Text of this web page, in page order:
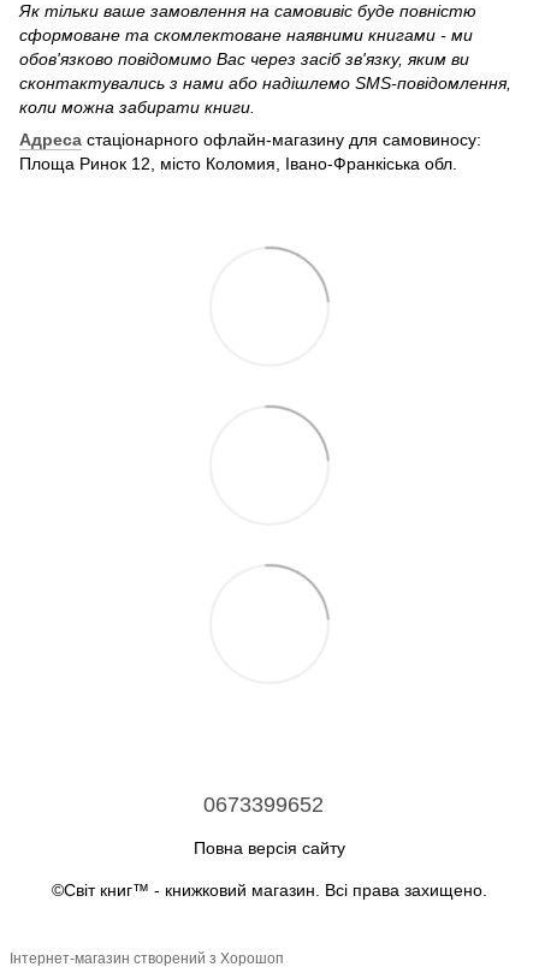
Як тільки ваше замовлення на самовивіс буде повністю
сформоване та скомлектоване наявними книгами - ми
обов'язково повідомимо Вас через засіб зв'язку, яким ви
сконтактувались з нами або надішлемо SMS-повідомлення,
коли можна забирати книги.
Адреса стаціонарного офлайн-магазину для самовиносу:
Площа Ринок 12, місто Коломия, Івано-Франкіська обл.
0673399652
Повна версія сайту
©Світ книг™ - книжковий магазин. Всі права захищено.
Інтернет-магазин створений з Хорошоп